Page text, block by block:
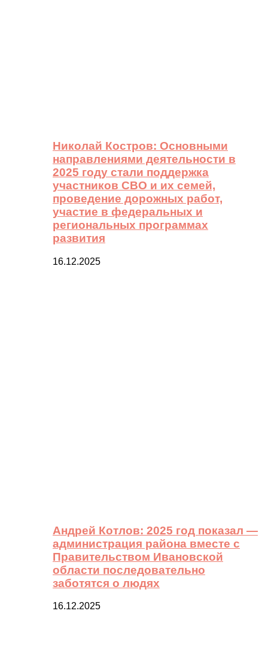
Николай Костров: Основными
направлениями деятельности в
2025 году стали поддержка
участников СВО и их семей,
проведение дорожных работ,
участие в федеральных и
региональных программах
развития
16.12.2025
Андрей Котлов: 2025 год показал —
администрация района вместе с
Правительством Ивановской
области последовательно
заботятся о людях
16.12.2025